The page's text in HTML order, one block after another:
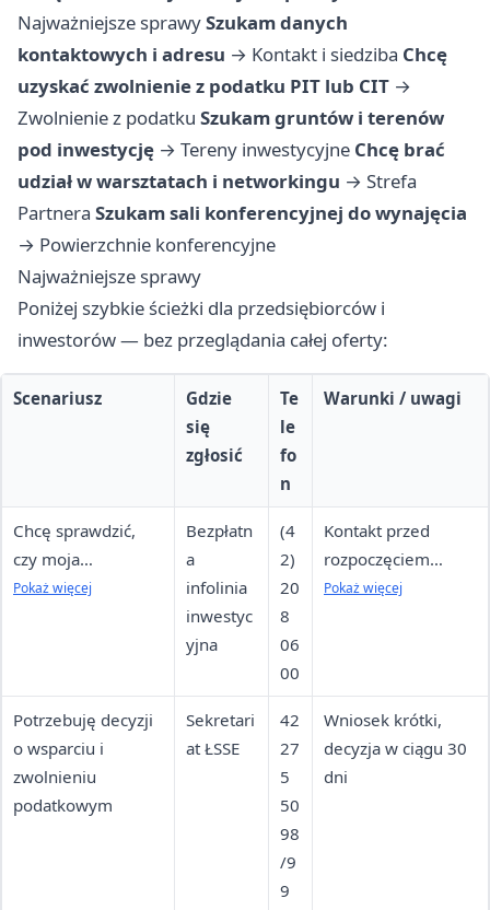
Najważniejsze sprawySzukam danych
kontaktowych i adresu → Kontakt i siedziba Chcę
uzyskać zwolnienie z podatku PIT lub CIT →
Zwolnienie z podatku Szukam gruntów i terenów
pod inwestycję → Tereny inwestycyjne Chcę brać
udział w warsztatach i networkingu → Strefa
Partnera Szukam sali konferencyjnej do wynajęcia
→ Powierzchnie konferencyjne
Najważniejsze sprawy
Poniżej szybkie ścieżki dla przedsiębiorców i
inwestorów — bez przeglądania całej oferty:
Scenariusz
Gdzie
się
zgłosić
Te
le
fo
n
Warunki / uwagi
Chcę sprawdzić,
czy moja
inwestycja
Pokaż więcej
Bezpłatn
a
infolinia
inwestyc
yjna
(4
2)
20
8
06
00
Kontakt przed
rozpoczęciem
inwestycji;
Pokaż więcej
Potrzebuję decyzji
o wsparciu i
zwolnieniu
podatkowym
Sekretari
at ŁSSE
42
27
5
50
98
/9
9
Wniosek krótki,
decyzja w ciągu 30
dni